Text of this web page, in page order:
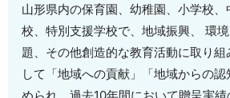
山形県内の保育園、幼稚園、小学校
校、特別支援学校で、地域振興、 環
題、その他創造的な教育活動に取り組
して「地域への貢献」「地域からの
められ、過去10年間において贈呈実